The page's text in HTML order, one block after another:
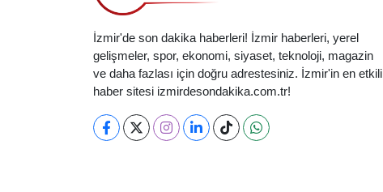
İzmir'de son dakika haberleri! İzmir haberleri, yerel
gelişmeler, spor, ekonomi, siyaset, teknoloji, magazin
ve daha fazlası için doğru adrestesiniz. İzmir'in en etkili
haber sitesi izmirdesondakika.com.tr!